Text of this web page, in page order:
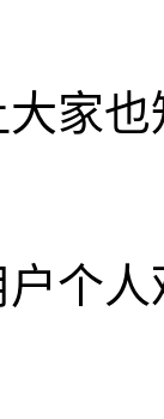
家
个